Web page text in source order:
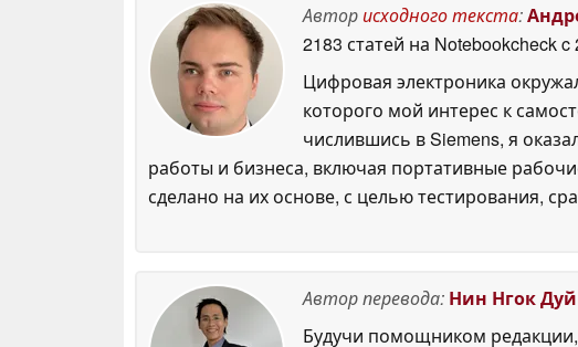
Авторисходного текста:
2183 статей на Notebookcheckc
Цифровая электроника
которого мой интерес к
числившись в Siemens, я
работы и бизнеса, включая портативные
сделано на их основе, с целью тестирования,
Автор перевода: Нин Нгок Дуй
Будучи помощником